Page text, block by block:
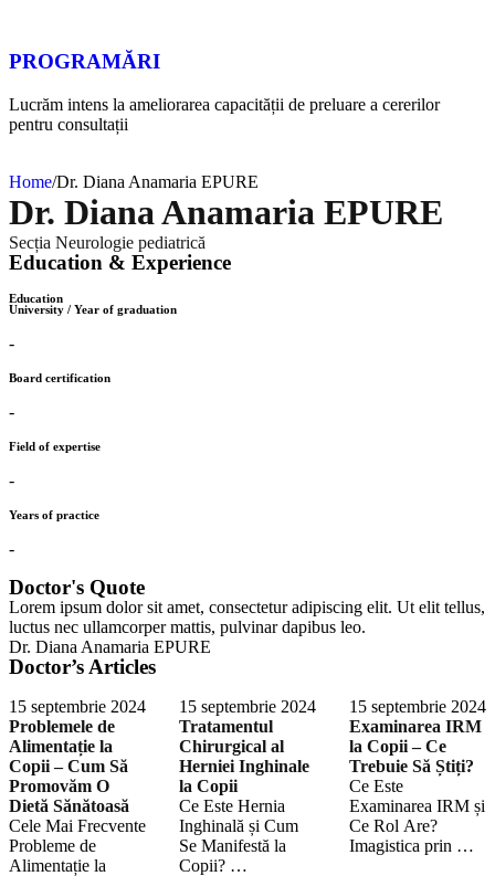
PROGRAMĂRI
Lucrăm intens la ameliorarea capacității de preluare a cererilor
pentru consultații
Home/Dr. Diana Anamaria EPURE
Dr. Diana Anamaria EPURE
Secția Neurologie pediatrică
Education & Experience
Education
University / Year of graduation
-
Board certification
-
Field of expertise
-
Years of practice
-
Doctor's Quote
Lorem ipsum dolor sit amet, consectetur adipiscing elit. Ut elit tellus,
luctus nec ullamcorper mattis, pulvinar dapibus leo.
Dr. Diana Anamaria EPURE
Doctor’s Articles
15 septembrie 2024
Problemele de
Alimentație la
Copii – Cum Să
Promovăm O
Dietă Sănătoasă
Cele Mai Frecvente
Probleme de
Alimentație la
15 septembrie 2024
Tratamentul
Chirurgical al
Herniei Inghinale
la Copii
Ce Este Hernia
Inghinală și Cum
Se Manifestă la
Copii? …
15 septembrie 2024
Examinarea IRM
la Copii – Ce
Trebuie Să Știți?
Ce Este
Examinarea IRM și
Ce Rol Are?
Imagistica prin …